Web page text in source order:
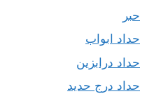
حبر
حداد ابواب
حداد درابزين
حداد درج حديد